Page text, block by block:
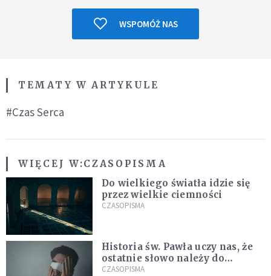
WSPOMÓŻ NAS
TEMATY W ARTYKULE
#Czas Serca
WIĘCEJ W:CZASOPISMA
Do wielkiego światła idzie się
przez wielkie ciemności
CZASOPISMA
Historia św. Pawła uczy nas, że
ostatnie słowo należy do
światła, a nie do ciemności
CZASOPISMA